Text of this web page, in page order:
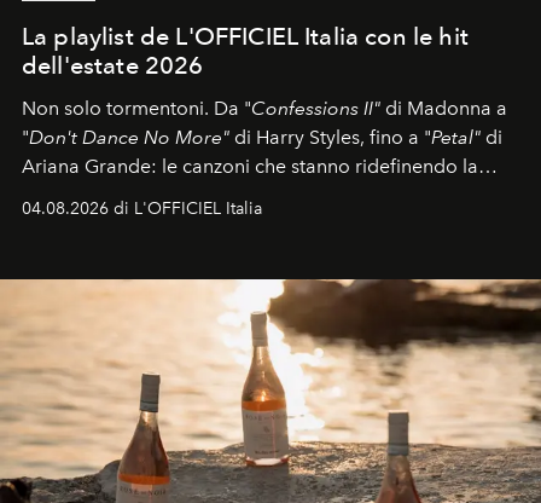
La playlist de L'OFFICIEL Italia con le hit
dell'estate 2026
Non solo tormentoni. Da "Confessions II" di Madonna a
"Don't Dance No More" di Harry Styles, fino a "Petal" di
Ariana Grande: le canzoni che stanno ridefinendo la
04.08.2026 di L'OFFICIEL Italia